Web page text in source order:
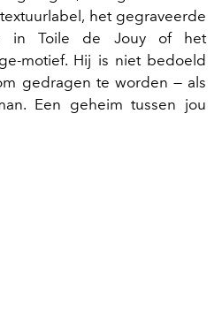
het gegraveerde
in Toile de Jouy of het
motief. Hij is niet bedoeld
gedragen te worden — als
Een geheim tussen jou